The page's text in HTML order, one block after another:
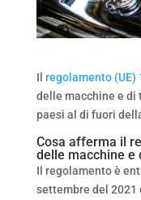
Il regolamento (UE)
delle macchine e
paesi al di fuori
Cosa afferma il
delle macchine e
Il regolamento è
settembre del 2021